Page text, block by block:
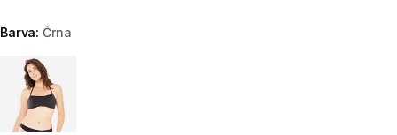
Barva:Črna
Choose a variant